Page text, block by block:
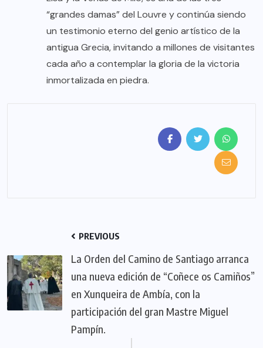
“grandes damas” del Louvre y continúa siendo
un testimonio eterno del genio artístico de la
antigua Grecia, invitando a millones de visitantes
cada año a contemplar la gloria de la victoria
inmortalizada en piedra.
PREVIOUS
La Orden del Camino de Santiago arranca
una nueva edición de “Coñece os Camiños”
en Xunqueira de Ambía, con la
participación del gran Mastre Miguel
Pampín.